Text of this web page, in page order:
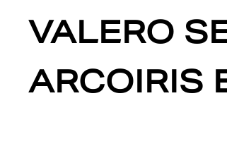
VALERO
ARCOIRIS